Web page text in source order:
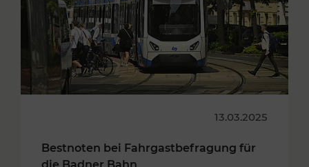
13.03.2025
Bestnoten bei Fahrgastbefragung für